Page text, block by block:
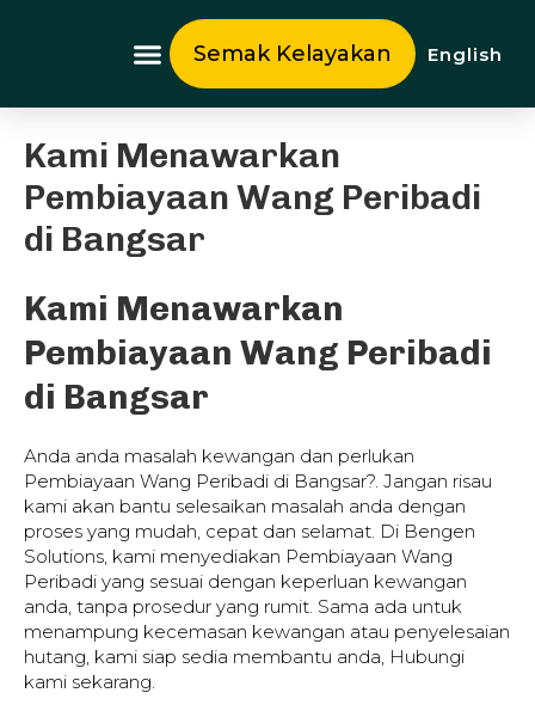
Semak Kelayakan English
Kami Menawarkan
Pembiayaan Wang Peribadi
di Bangsar
Kami Menawarkan
Pembiayaan Wang Peribadi
di Bangsar
Anda anda masalah kewangan dan perlukan
Pembiayaan Wang Peribadi di Bangsar?. Jangan risau
kami akan bantu selesaikan masalah anda dengan
proses yang mudah, cepat dan selamat. Di Bengen
Solutions, kami menyediakan Pembiayaan Wang
Peribadi yang sesuai dengan keperluan kewangan
anda, tanpa prosedur yang rumit. Sama ada untuk
menampung kecemasan kewangan atau penyelesaian
hutang, kami siap sedia membantu anda, Hubungi
kami sekarang.